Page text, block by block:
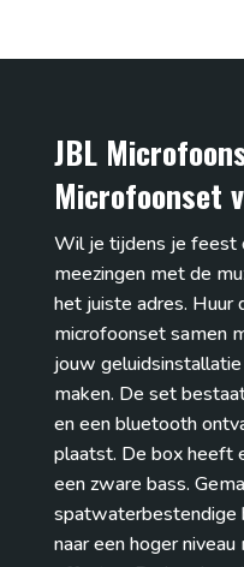
JBL
Microfoonset
Wil je tijdens je feest
meezingen met de
het juiste adres. Huur
microfoonset samen
jouw
maken. De set
en een bluetooth
plaatst. De box heeft
een zware bass.
spatwaterbestendige
naar een hoger